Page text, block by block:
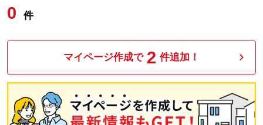
0 件
マイページ作成で 2 件追加！